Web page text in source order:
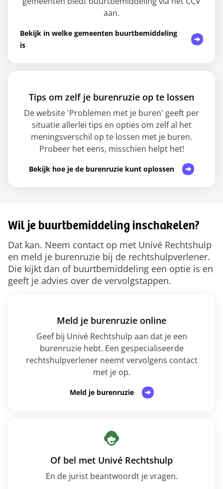
aan.
Bekijk in welke gemeenten buurtbemiddeling
is
Tips om zelf je burenruzie op te lossen
De website 'Problemen met je buren' geeft per
situatie allerlei tips en opties om zelf al het
meningsverschil op te lossen met je buren.
Probeer het eens, misschien helpt het!
Bekijk hoe je de burenruzie kunt oplossen
Wil je buurtbemiddeling inschakelen?
Dat kan. Neem contact op met Univé Rechtshulp
en meld je burenruzie bij de rechtshulpverlener.
Die kijkt dan of buurtbemiddeling een optie is en
geeft je advies over de vervolgstappen.
Meld je burenruzie online
Geef bij Univé Rechtshulp aan dat je een
burenruzie hebt. Een gespecialiseerde
rechtshulpverlener neemt vervolgens contact
met je op.
Meld je burenruzie
Of bel met Univé Rechtshulp
En de jurist beantwoordt je vragen.